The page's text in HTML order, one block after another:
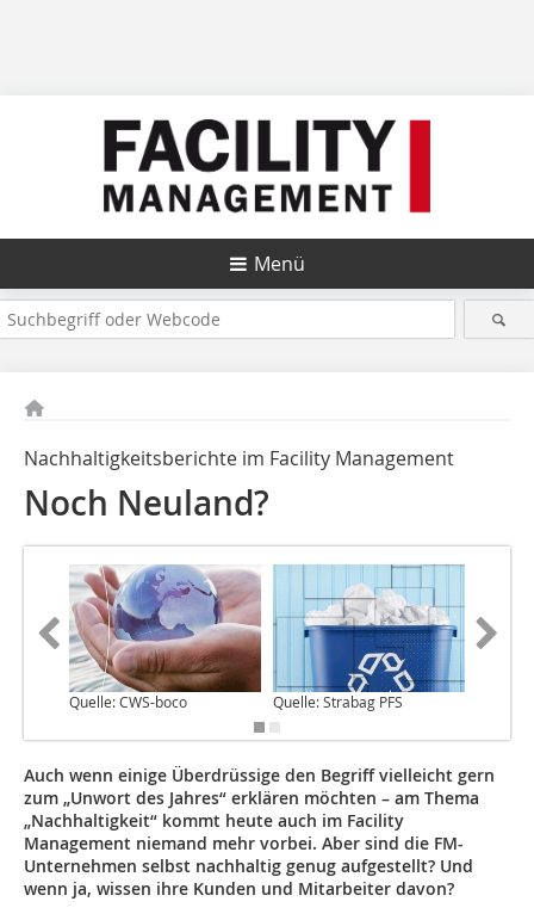
Menü
Nachhaltigkeitsberichte im Facility Management
Noch Neuland?
Quelle: CWS-boco Quelle: Strabag PFS
Auch wenn einige Überdrüssige den Begriff vielleicht gern
zum „Unwort des Jahres“ erklären möchten – am Thema
„Nachhaltigkeit“ kommt heute auch im Facility
Management niemand mehr vorbei. Aber sind die FM-
Unternehmen selbst nachhaltig genug aufgestellt? Und
wenn ja, wissen ihre Kunden und Mitarbeiter davon?